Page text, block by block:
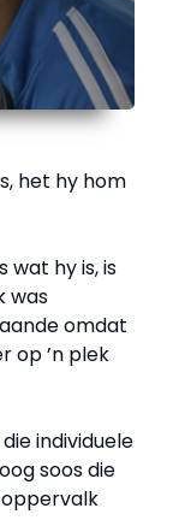
het hy hom
wat hy is, is
was
omdat
op ’n plek
individuele
soos die